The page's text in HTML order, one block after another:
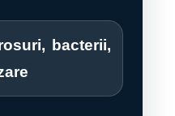
bacterii,